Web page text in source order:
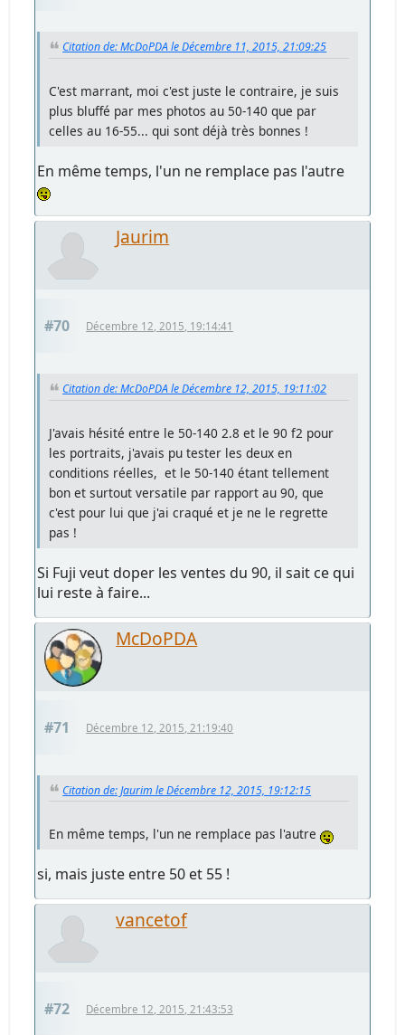
Citation de: McDoPDA le Décembre 11, 2015, 21:09:25
C'est marrant, moi c'est juste le contraire, je suis
plus bluffé par mes photos au 50-140 que par
celles au 16-55... qui sont déjà très bonnes !
En même temps, l'un ne remplace pas l'autre
Jaurim
#70 Décembre 12, 2015, 19:14:41
Citation de: McDoPDA le Décembre 12, 2015, 19:11:02
J'avais hésité entre le 50-140 2.8 et le 90 f2 pour
les portraits, j'avais pu tester les deux en
conditions réelles, et le 50-140 étant tellement
bon et surtout versatile par rapport au 90, que
c'est pour lui que j'ai craqué et je ne le regrette
pas !
Si Fuji veut doper les ventes du 90, il sait ce qui
lui reste à faire...
McDoPDA
#71 Décembre 12, 2015, 21:19:40
Citation de: Jaurim le Décembre 12, 2015, 19:12:15
En même temps, l'un ne remplace pas l'autre
si, mais juste entre 50 et 55 !
vancetof
#72 Décembre 12, 2015, 21:43:53